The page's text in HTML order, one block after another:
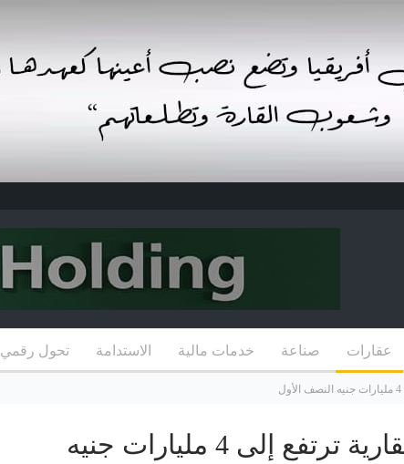
عقارات صناعة خدمات مالية الاستدامة تحول رقمي
مبيعات أوراسكوم للتنمية مصر العقارية ترتفع إلى 4 مليارات جنيه